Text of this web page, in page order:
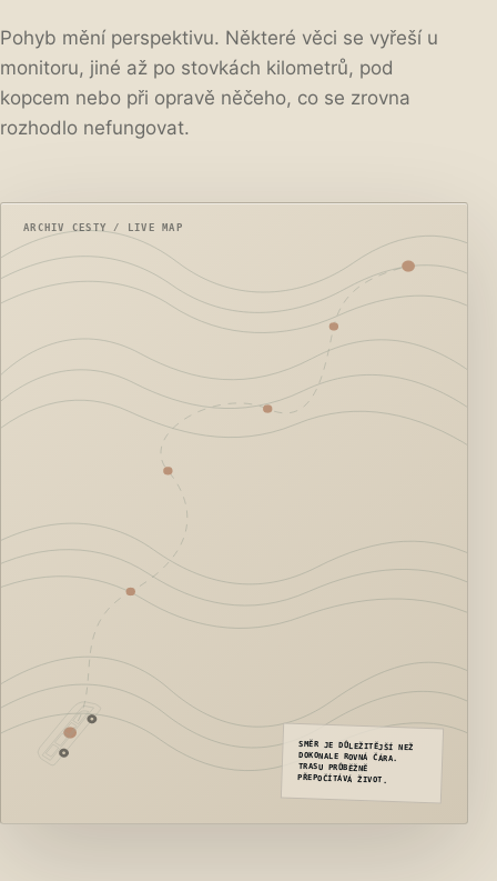
Pohyb mění perspektivu. Některé věci se vyřeší u
monitoru, jiné až po stovkách kilometrů, pod
kopcem nebo při opravě něčeho, co se zrovna
rozhodlo nefungovat.
SMĚR JE DŮLEŽITĚJŠÍ NEŽ
DOKONALE ROVNÁ ČÁRA.
TRASU PRŮBĚŽNĚ
PŘEPOČÍTÁVÁ ŽIVOT.